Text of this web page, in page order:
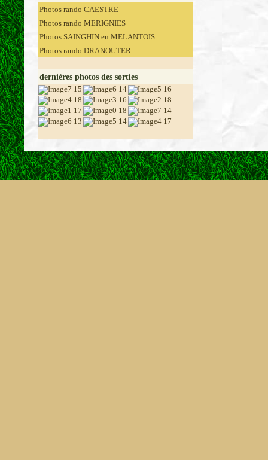
Photos rando CAESTRE
Photos rando MERIGNIES
Photos SAINGHIN en MELANTOIS
Photos rando DRANOUTER
dernières photos des sorties